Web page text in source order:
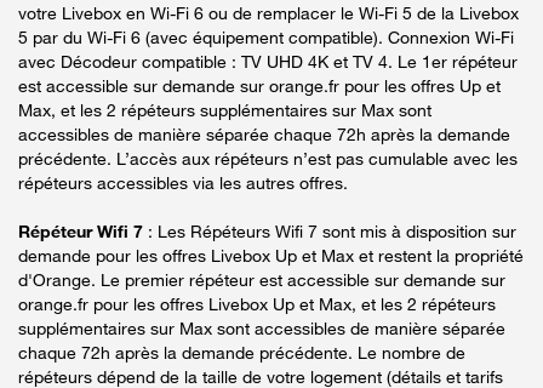
votre Livebox en Wi-Fi 6 ou de remplacer le Wi-Fi 5 de la Livebox
5 par du Wi-Fi 6 (avec équipement compatible). Connexion Wi-Fi
avec Décodeur compatible : TV UHD 4K et TV 4. Le 1er répéteur
est accessible sur demande sur orange.fr pour les offres Up et
Max, et les 2 répéteurs supplémentaires sur Max sont
accessibles de manière séparée chaque 72h après la demande
précédente. L’accès aux répéteurs n’est pas cumulable avec les
répéteurs accessibles via les autres offres.
Répéteur Wifi 7 : Les Répéteurs Wifi 7 sont mis à disposition sur
demande pour les offres Livebox Up et Max et restent la propriété
d'Orange. Le premier répéteur est accessible sur demande sur
orange.fr pour les offres Livebox Up et Max, et les 2 répéteurs
supplémentaires sur Max sont accessibles de manière séparée
chaque 72h après la demande précédente. Le nombre de
répéteurs dépend de la taille de votre logement (détails et tarifs